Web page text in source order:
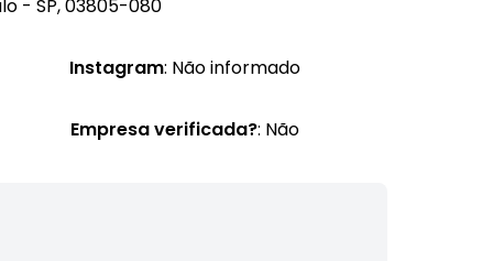
- SP, 03805-080
Instagram: Não informado
Empresa verificada?: Não